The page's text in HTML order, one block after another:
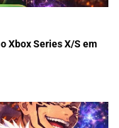
Xbox Series X/S em